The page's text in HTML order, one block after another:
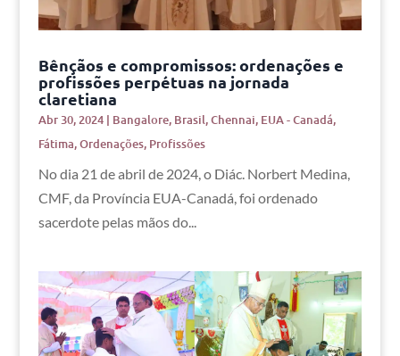
Bênçãos e compromissos: ordenações e
profissões perpétuas na jornada
claretiana
Abr 30, 2024| Bangalore, Brasil,Chennai, EUA - Canadá,
Fátima,Ordenações, Profissões
No dia 21 de abril de 2024, o Diác. Norbert Medina,
CMF, da Província EUA-Canadá, foi ordenado
sacerdote pelas mãos do...